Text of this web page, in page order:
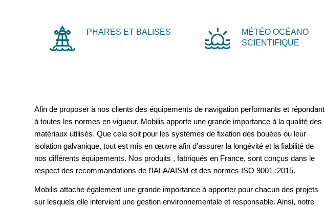
PHARES ET BALISES
MÉTÉO OCÉANO
SCIENTIFIQUE
Afin de proposer à nos clients des équipements de navigation performants et répondant
à toutes les normes en vigueur, Mobilis apporte une grande importance à la qualité des
matériaux utilisés. Que cela soit pour les systèmes de fixation des bouées ou leur
isolation galvanique, tout est mis en œuvre afin d’assurer la longévité et la fiabilité de
nos différents équipements. Nos produits , fabriqués en France, sont conçus dans le
respect des recommandations de l’IALA/AISM et des normes ISO 9001 :2015.
Mobilis attache également une grande importance à apporter pour chacun des projets
sur lesquels elle intervient une gestion environnementale et responsable. Ainsi, notre
Précédent